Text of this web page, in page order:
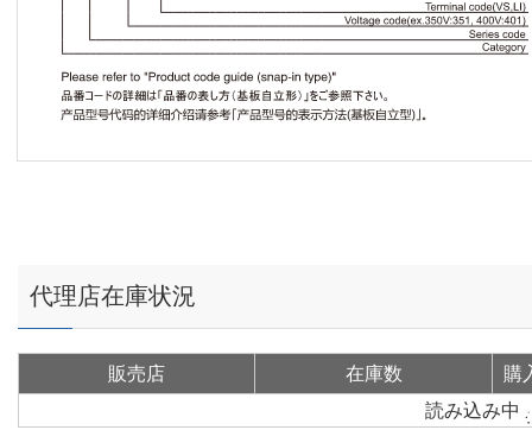
代理店在庫状況
販売店 在庫数
購
読み込み中